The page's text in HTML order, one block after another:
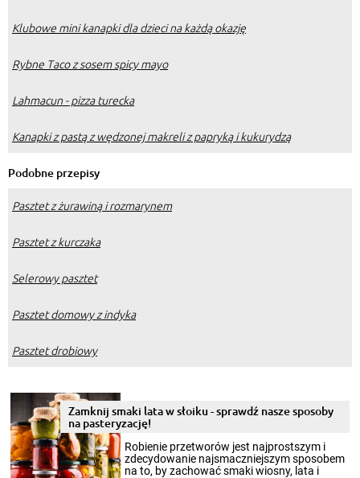
Klubowe mini kanapki dla dzieci na każdą okazję
Rybne Taco z sosem spicy mayo
Lahmacun - pizza turecka
Kanapki z pastą z wędzonej makreli z papryką i kukurydzą
Podobne przepisy
Pasztet z żurawiną i rozmarynem
Pasztet z kurczaka
Selerowy pasztet
Pasztet domowy z indyka
Pasztet drobiowy
Zamknij smaki lata w słoiku - sprawdź nasze sposoby
na pasteryzację!
Robienie przetworów jest najprostszym i
zdecydowanie najsmaczniejszym sposobem
na to, by zachować smaki wiosny, lata i